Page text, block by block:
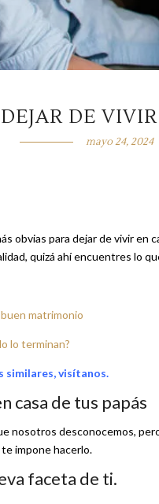
DE
mayo 24, 2024
obvias para dejar de vivir
quizá ahí encuentres lo
matrimonio
lo terminan?
similares, visítanos.
casa de tus papás
nosotros desconocemos,
impone hacerlo.
faceta de ti.